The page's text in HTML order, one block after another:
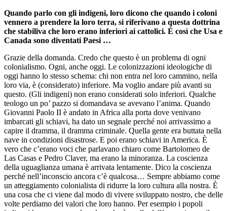
Quando parlo con gli indigeni, loro dicono che quando i coloni
vennero a prendere la loro terra, si riferivano a questa dottrina
che stabiliva che loro erano inferiori ai cattolici. È così che Usa e
Canada sono diventati Paesi …
Grazie della domanda. Credo che questo è un problema di ogni
colonialismo. Ogni, anche oggi. Le colonizzazioni ideologiche di
oggi hanno lo stesso schema: chi non entra nel loro cammino, nella
loro via, è (considerato) inferiore. Ma voglio andare più avanti su
questo. (Gli indigeni) non erano considerati solo inferiori. Qualche
teologo un po’ pazzo si domandava se avevano l’anima. Quando
Giovanni Paolo II è andato in Africa alla porta dove venivano
imbarcati gli schiavi, ha dato un segnale perché noi arrivassimo a
capire il dramma, il dramma criminale. Quella gente era buttata nella
nave in condizioni disastrose. E poi erano schiavi in America. È
vero che c’erano voci che parlavano chiaro come Bartolomeo de
Las Casas e Pedro Claver, ma erano la minoranza. La coscienza
della uguaglianza umana è arrivata lentamente. Dico la coscienza
perché nell’inconscio ancora c’è qualcosa… Sempre abbiamo come
un atteggiamento colonialista di ridurre la loro cultura alla nostra. È
una cosa che ci viene dal modo di vivere sviluppato nostro, che delle
volte perdiamo dei valori che loro hanno. Per esempio i popoli